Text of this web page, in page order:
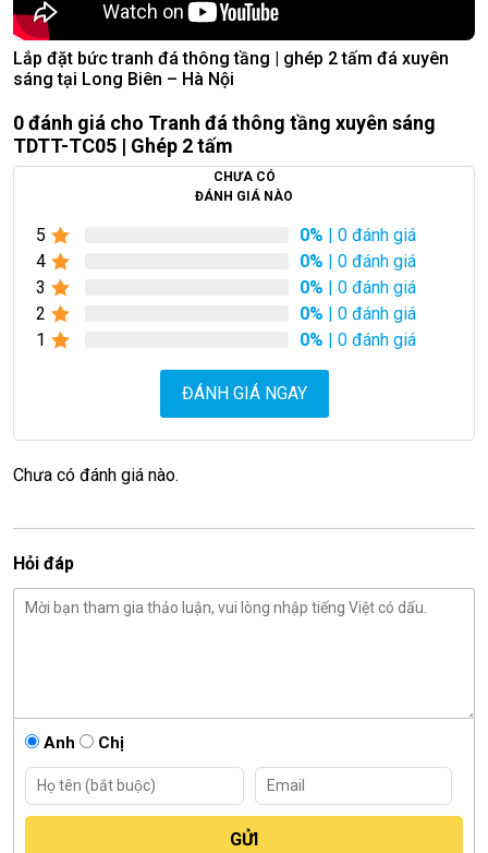
Lắp đặt bức tranh đá thông tầng | ghép 2 tấm đá xuyên
sáng tại Long Biên – Hà Nội
0 đánh giá cho Tranh đá thông tầng xuyên sáng
TDTT-TC05 | Ghép 2 tấm
CHƯA CÓ
ĐÁNH GIÁ NÀO
5 0% | 0 đánh giá
4
0% | 0 đánh giá
3
0% | 0 đánh giá
2
0% | 0 đánh giá
1
0% | 0 đánh giá
ĐÁNH GIÁ NGAY
Chưa có đánh giá nào.
Hỏi đáp
Anh Chị